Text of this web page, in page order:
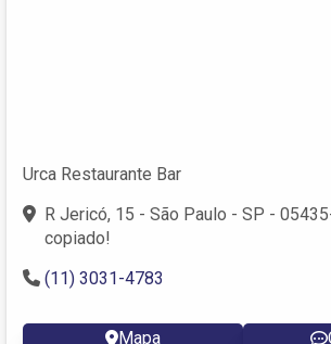
Urca Restaurante Bar
R Jericó, 15 - São Paulo - SP -
copiado!
(11) 3031-4783
Mapa